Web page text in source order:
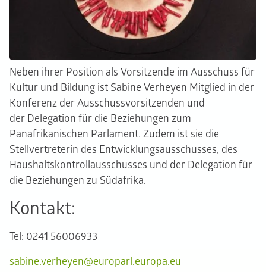
Neben ihrer Position als Vorsitzende im Ausschuss für
Kultur und Bildung ist Sabine Verheyen Mitglied in der
Konferenz der Ausschussvorsitzenden und
der Delegation für die Beziehungen zum
Panafrikanischen Parlament. Zudem ist sie die
Stellvertreterin des Entwicklungsausschusses, des
Haushaltskontrollausschusses und der Delegation für
die Beziehungen zu Südafrika.
Kontakt:
Tel: 0241 56006933
sabine.verheyen@europarl.europa.eu